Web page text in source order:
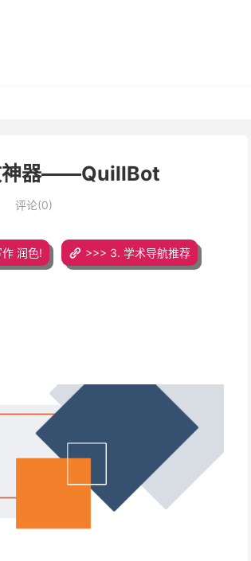
神器——QuillBot
评论(0)
润色! >>> 3. 学术导航推荐